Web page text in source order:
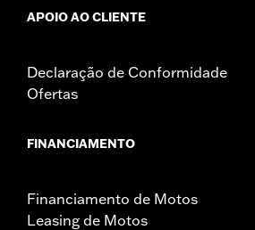
APOIO AO CLIENTE
Declaração de Conformidade
Ofertas
FINANCIAMENTO
Financiamento de Motos
Leasing de Motos